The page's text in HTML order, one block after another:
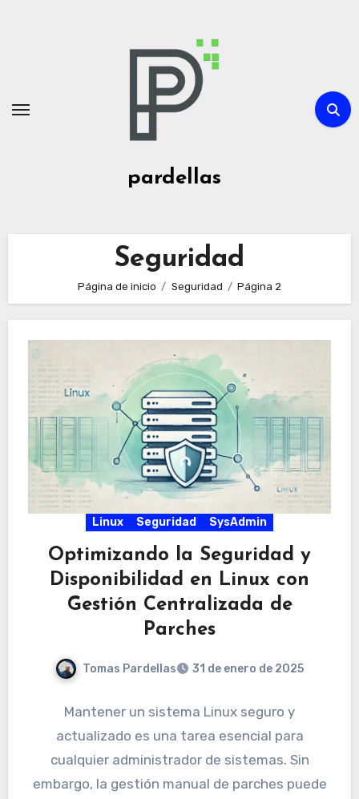
pardellas
Seguridad
Página de inicio Seguridad Página 2
Linux Seguridad SysAdmin
Optimizando la Seguridad y
Disponibilidad en Linux con
Gestión Centralizada de
Parches
Tomas Pardellas 31 de enero de 2025
Mantener un sistema Linux seguro y
actualizado es una tarea esencial para
cualquier administrador de sistemas. Sin
embargo, la gestión manual de parches puede